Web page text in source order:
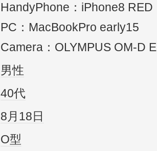
HandyPhone：iPhone8 RED
PC：MacBookPro early15
Camera：OLYMPUS OM-D
男性
40代
8月18日
O型